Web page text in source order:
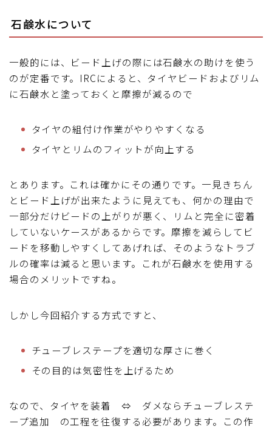
石鹸水について
一般的には、ビード上げの際には石鹸水の助けを使う
のが定番です。IRCによると、タイヤビードおよびリム
に石鹸水と塗っておくと摩擦が減るので
タイヤの組付け作業がやりやすくなる
タイヤとリムのフィットが向上する
とあります。これは確かにその通りです。一見きちん
とビード上げが出来たように見えても、何かの理由で
一部分だけビードの上がりが悪く、リムと完全に密着
していないケースがあるからです。摩擦を減らしてビ
ードを移動しやすくしてあげれば、そのようなトラブ
ルの確率は減ると思います。これが石鹸水を使用する
場合のメリットですね。
しかし今回紹介する方式ですと、
チューブレステープを適切な厚さに巻く
その目的は気密性を上げるため
なので、タイヤを装着 ⇔ ダメならチューブレステ
ープ追加 の工程を往復する必要があります。この作